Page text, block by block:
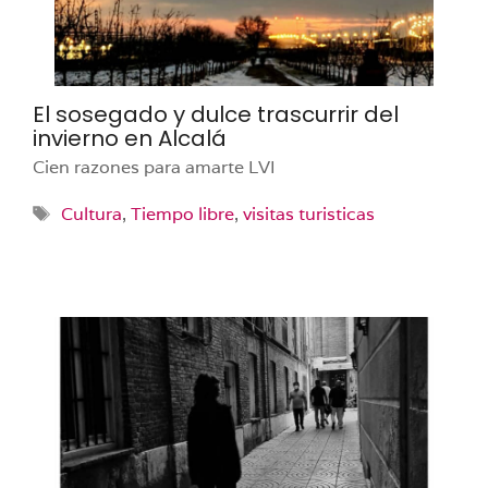
El sosegado y dulce trascurrir del
invierno en Alcalá
Cien razones para amarte LVI
Etiquetas
Cultura, Tiempo libre, visitas turisticas